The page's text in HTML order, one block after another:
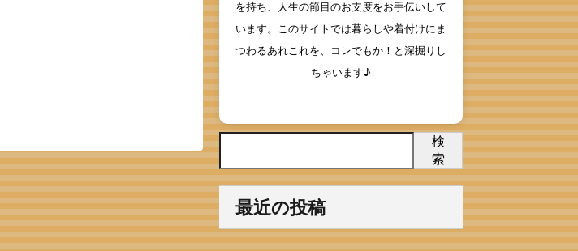
を持ち、人生の節目のお支度をお手伝いして
います。このサイトでは暮らしや着付けにま
つわるあれこれを、コレでもか！と深掘りし
ちゃいます♪
検
索
最近の投稿